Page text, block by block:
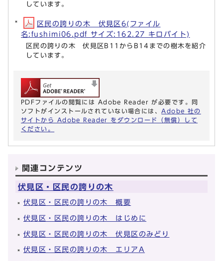
しています。
区民の誇りの木 伏見区6(ファイル
名:fushimi06.pdf サイズ:162.27 キロバイト)
区民の誇りの木 伏見区B11からB14までの樹木を紹介
しています。
PDFファイルの閲覧には Adobe Reader が必要です。同
ソフトがインストールされていない場合には、 Adobe 社の
サイトから Adobe Reader をダウンロード（無償）して
ください。
関連コンテンツ
伏見区・区民の誇りの木
伏見区・区民の誇りの木 概要
伏見区・区民の誇りの木 はじめに
伏見区・区民の誇りの木 伏見区のみどり
伏見区・区民の誇りの木 エリアA